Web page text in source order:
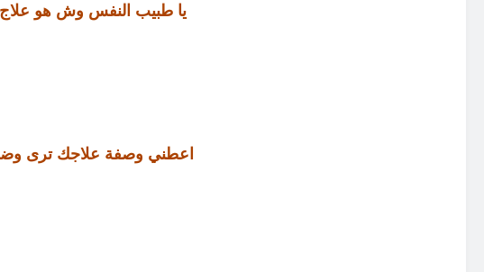
يا طبيب النفس وش هو علاج
اعطني وصفة علاجك ترى